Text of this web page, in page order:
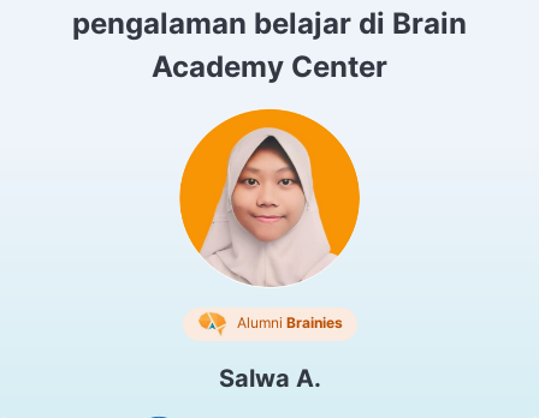
pengalaman belajar di Brain
Academy Center
Alumni Brainies
Salwa A.